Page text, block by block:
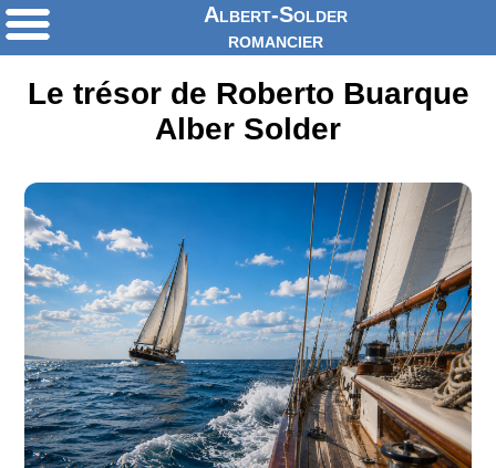
Albert-Solder
romancier
Le trésor de Roberto Buarque
Alber Solder